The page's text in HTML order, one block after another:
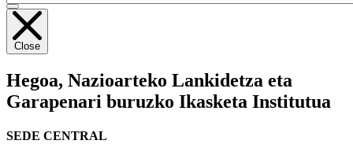
Close
Hegoa, Nazioarteko Lankidetza eta
Garapenari buruzko Ikasketa Institutua
SEDE CENTRAL